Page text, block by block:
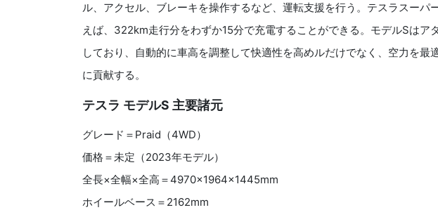
ル、アクセル、ブレーキを操作するなど、運転支援を行う。テスラスーパ
えば、322km走行分をわずか15分で充電することができる。モデルSはア
しており、自動的に車高を調整して快適性を高めルだけでなく、空力を最
に貢献する。
テスラ モデルS 主要諸元
グレード＝Praid（4WD）
価格＝未定（2023年モデル）
全長×全幅×全高＝4970×1964×1445mm
ホイールベース＝2162mm